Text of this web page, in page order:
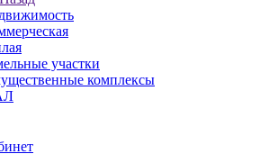
участки
комплексы